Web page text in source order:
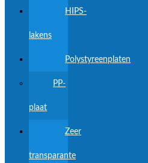
HIPS-
lakens
Polystyreenplaten
PP-
plaat
Zeer
transparante